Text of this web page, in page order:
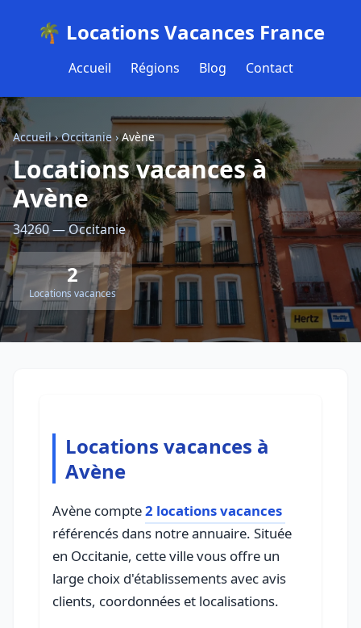
🌴 Locations Vacances France
Accueil Régions Blog Contact
Accueil›Occitanie›Avène
Locations vacances à
Avène
34260 — Occitanie
2
Locations vacances
Locations vacances à
Avène
Avène compte2 locations vacances
référencés dans notre annuaire. Située
en Occitanie, cette ville vous offre un
large choix d'établissements avec avis
clients, coordonnées et localisations.